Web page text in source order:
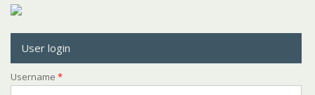
User login
Username *